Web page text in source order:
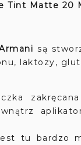
Tint Matte 20
są
laktozy,
tu bardzo